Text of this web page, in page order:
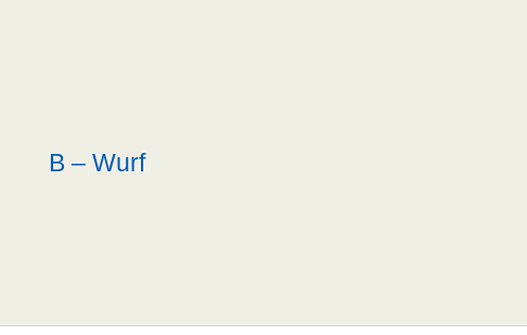
B – Wurf